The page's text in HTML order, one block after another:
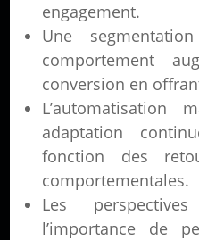
engagement.
Une
comportement
conversion en
L’automatisation
adaptation
fonction des
comportementales.
Les
l’importance de